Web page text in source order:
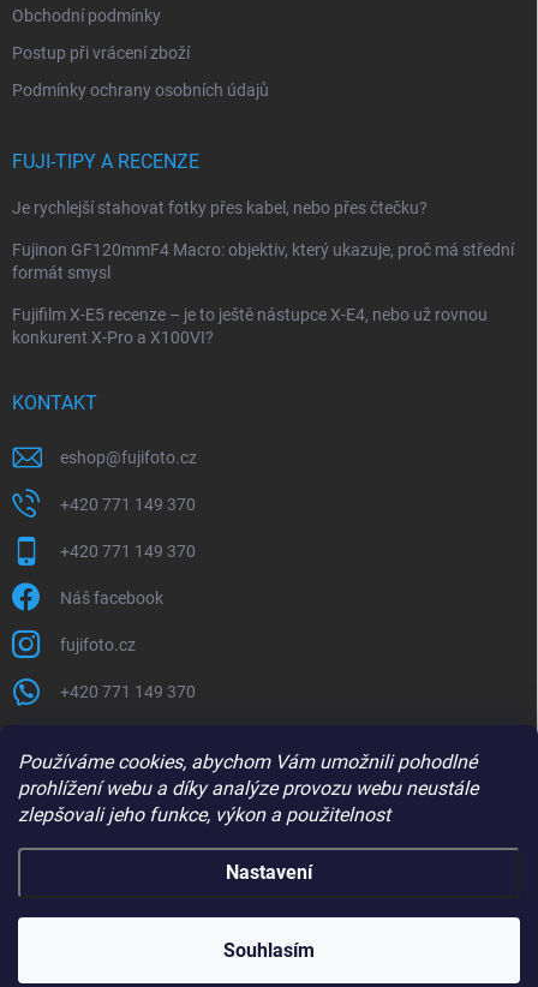
Používáme cookies, abychom Vám umožnili pohodlné
prohlížení webu a díky analýze provozu webu neustále
zlepšovali jeho funkce, výkon a použitelnost
Nastavení
Souhlasím
Obchodní podmínky
Postup při vrácení zboží
Podmínky ochrany osobních údajů
FUJI-TIPY A RECENZE
Je rychlejší stahovat fotky přes kabel, nebo přes čtečku?
Fujinon GF120mmF4 Macro: objektiv, který ukazuje, proč má střední
formát smysl
Fujifilm X-E5 recenze – je to ještě nástupce X-E4, nebo už rovnou
konkurent X-Pro a X100VI?
KONTAKT
eshop@fujifoto.cz
+420 771 149 370
+420 771 149 370
Náš facebook
fujifoto.cz
+420 771 149 370
PŘIJÍMÁME ONLINE PLATBY
FUJIFOTO.CZ . Všechna práva vyhrazena.